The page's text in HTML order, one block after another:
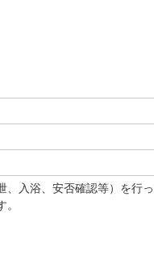
入浴、安否確認等）を行